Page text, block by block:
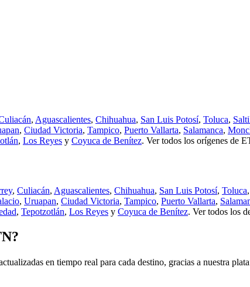
, Aguascalientes, Chihuahua, San Luis Potosí, Toluca,
, Ciudad Victoria, Tampico, Puerto Vallarta, Salamanca,
, Los Reyes y Coyuca de Benítez. Ver todos los orígenes de
, Culiacán, Aguascalientes, Chihuahua, San Luis Potosí, Toluca,
, Uruapan, Ciudad Victoria, Tampico, Puerto Vallarta,
, Tepotzotlán, Los Reyes y Coyuca de Benítez. Ver todos los
en tiempo real para cada destino, gracias a nuestra